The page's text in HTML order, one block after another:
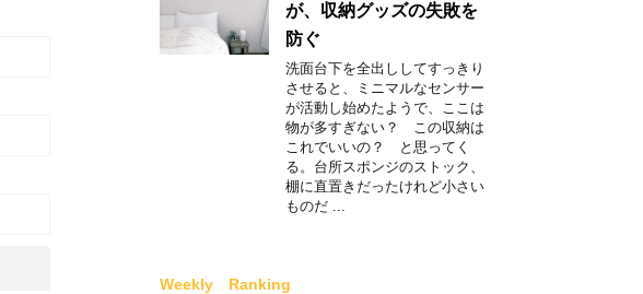
が、収納グッズの失敗を
防ぐ
洗面台下を全出ししてすっきり
させると、ミニマルなセンサー
が活動し始めたようで、ここは
物が多すぎない？ この収納は
これでいいの？ と思ってく
る。台所スポンジのストック、
棚に直置きだったけれど小さい
ものだ ...
Weekly Ranking